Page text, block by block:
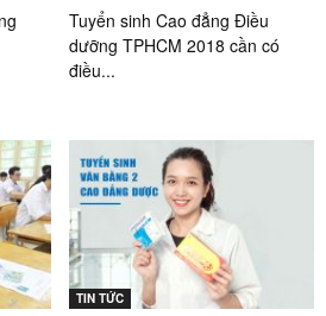
Tuyển sinh Cao đẳng Điều
dưỡng TPHCM 2018 cần có
điều...
TIN TỨC